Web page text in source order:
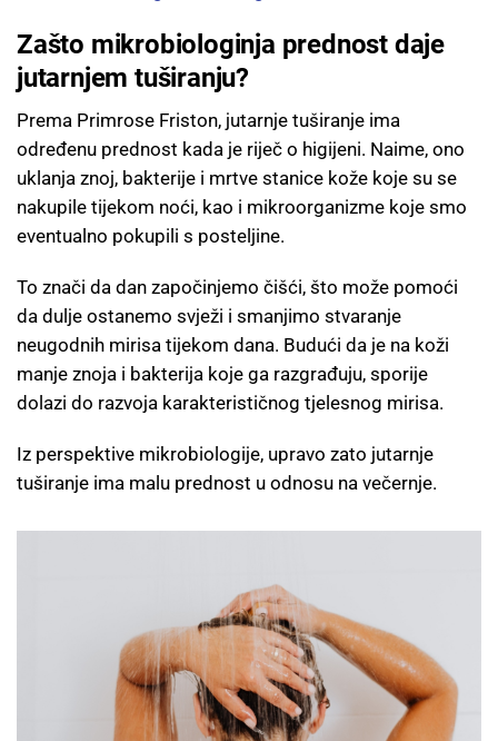
Zašto mikrobiologinja prednost daje
jutarnjem tuširanju?
Prema Primrose Friston, jutarnje tuširanje ima
određenu prednost kada je riječ o higijeni. Naime, ono
uklanja znoj, bakterije i mrtve stanice kože koje su se
nakupile tijekom noći, kao i mikroorganizme koje smo
eventualno pokupili s posteljine.
To znači da dan započinjemo čišći, što može pomoći
da dulje ostanemo svježi i smanjimo stvaranje
neugodnih mirisa tijekom dana. Budući da je na koži
manje znoja i bakterija koje ga razgrađuju, sporije
dolazi do razvoja karakterističnog tjelesnog mirisa.
Iz perspektive mikrobiologije, upravo zato jutarnje
tuširanje ima malu prednost u odnosu na večernje.